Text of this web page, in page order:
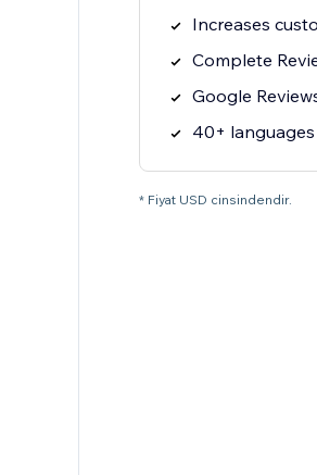
Increases
Complete
Google
40+
* Fiyat USD cinsindendir.